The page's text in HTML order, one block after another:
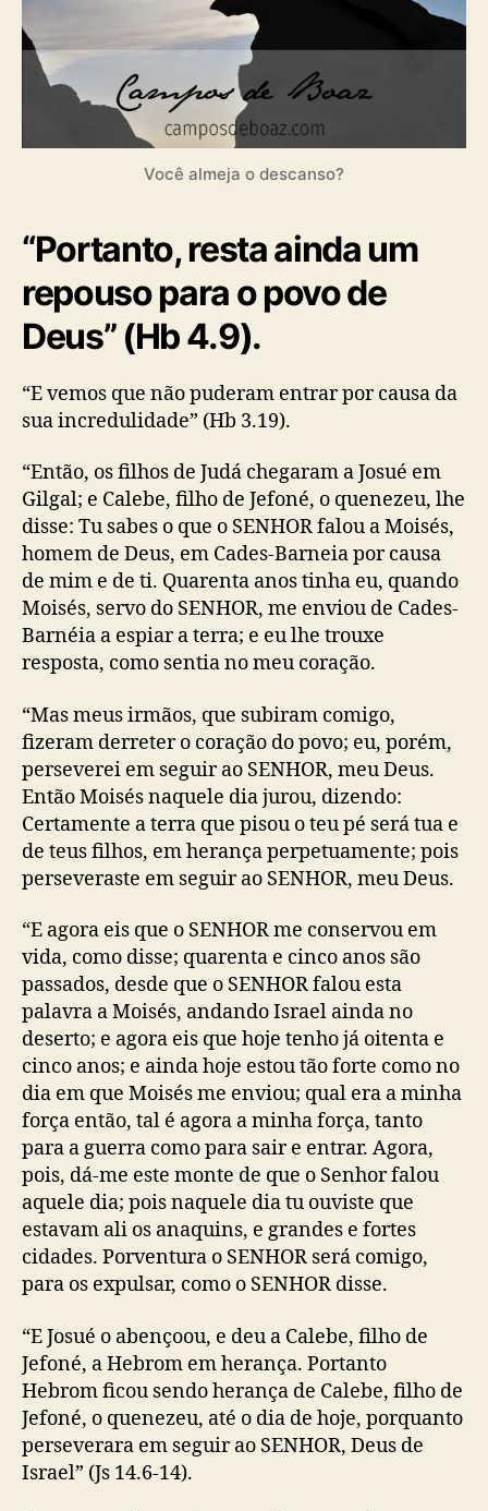
Você almeja o descanso?
“Portanto, resta ainda um
repouso para o povo de
Deus” (Hb 4.9).
“E vemos que não puderam entrar por causa da
sua incredulidade” (Hb 3.19).
“Então, os filhos de Judá chegaram a Josué em
Gilgal; e Calebe, filho de Jefoné, o quenezeu, lhe
disse: Tu sabes o que o SENHOR falou a Moisés,
homem de Deus, em Cades-Barneia por causa
de mim e de ti. Quarenta anos tinha eu, quando
Moisés, servo do SENHOR, me enviou de Cades-
Barnéia a espiar a terra; e eu lhe trouxe
resposta, como sentia no meu coração.
“Mas meus irmãos, que subiram comigo,
fizeram derreter o coração do povo; eu, porém,
perseverei em seguir ao SENHOR, meu Deus.
Então Moisés naquele dia jurou, dizendo:
Certamente a terra que pisou o teu pé será tua e
de teus filhos, em herança perpetuamente; pois
perseveraste em seguir ao SENHOR, meu Deus.
“E agora eis que o SENHOR me conservou em
vida, como disse; quarenta e cinco anos são
passados, desde que o SENHOR falou esta
palavra a Moisés, andando Israel ainda no
deserto; e agora eis que hoje tenho já oitenta e
cinco anos; e ainda hoje estou tão forte como no
dia em que Moisés me enviou; qual era a minha
força então, tal é agora a minha força, tanto
para a guerra como para sair e entrar. Agora,
pois, dá-me este monte de que o Senhor falou
aquele dia; pois naquele dia tu ouviste que
estavam ali os anaquins, e grandes e fortes
cidades. Porventura o SENHOR será comigo,
para os expulsar, como o SENHOR disse.
“E Josué o abençoou, e deu a Calebe, filho de
Jefoné, a Hebrom em herança. Portanto
Hebrom ficou sendo herança de Calebe, filho de
Jefoné, o quenezeu, até o dia de hoje, porquanto
perseverara em seguir ao SENHOR, Deus de
Israel” (Js 14.6-14).